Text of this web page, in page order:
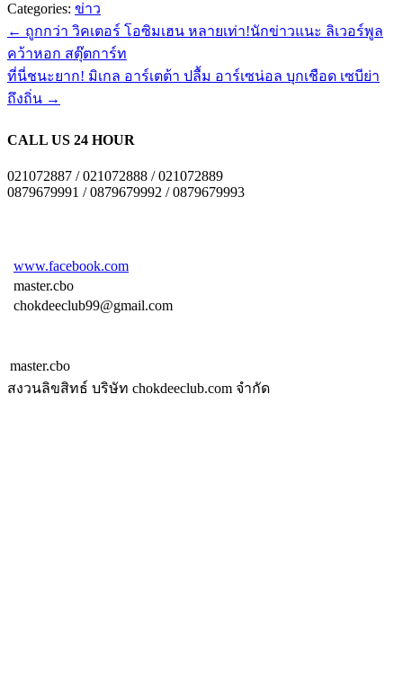
Categories: ข่าว
← ถูกกว่า วิคเตอร์ โอซิมเฮน หลายเท่า!นักข่าวแนะ ลิเวอร์พูล
คว้าหอก สตุ๊ตการ์ท
ที่นี่ชนะยาก! มิเกล อาร์เตต้า ปลื้ม อาร์เซน่อล บุกเชือด เซบีย่า
ถึงถิ่น →
CALL US 24 HOUR
021072887 / 021072888 / 021072889
0879679991 / 0879679992 / 0879679993
www.facebook.com
master.cbo
chokdeeclub99@gmail.com
master.cbo
สงวนลิขสิทธ์ บริษัท chokdeeclub.com จำกัด